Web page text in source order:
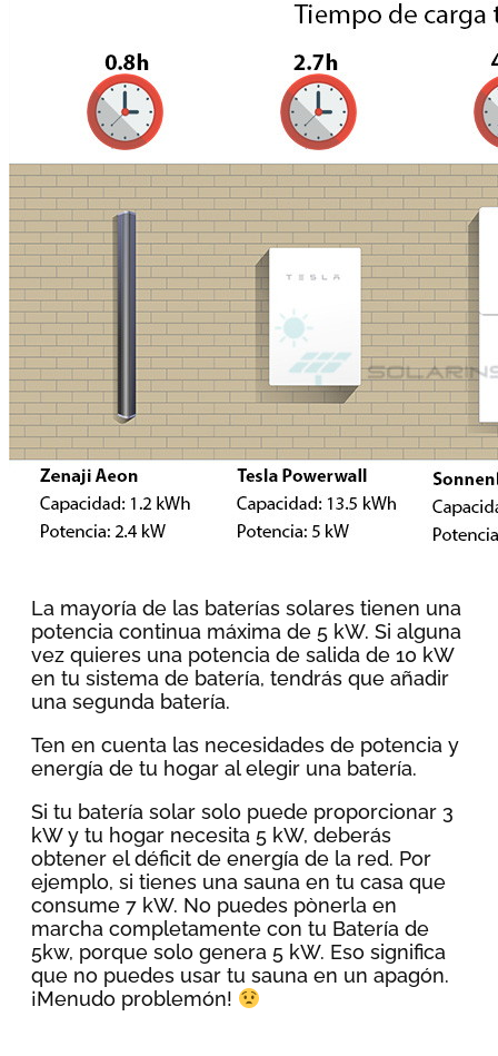
La mayoría de las baterías solares tienen una
potencia continua máxima de 5 kW. Si alguna
vez quieres una potencia de salida de 10 kW
en tu sistema de batería, tendrás que añadir
una segunda batería.
Ten en cuenta las necesidades de potencia y
energía de tu hogar al elegir una batería.
Si tu batería solar solo puede proporcionar 3
kW y tu hogar necesita 5 kW, deberás
obtener el déficit de energía de la red. Por
ejemplo, si tienes una sauna en tu casa que
consume 7 kW. No puedes pònerla en
marcha completamente con tu Batería de
5kw, porque solo genera 5 kW. Eso significa
que no puedes usar tu sauna en un apagón.
¡Menudo problemón!